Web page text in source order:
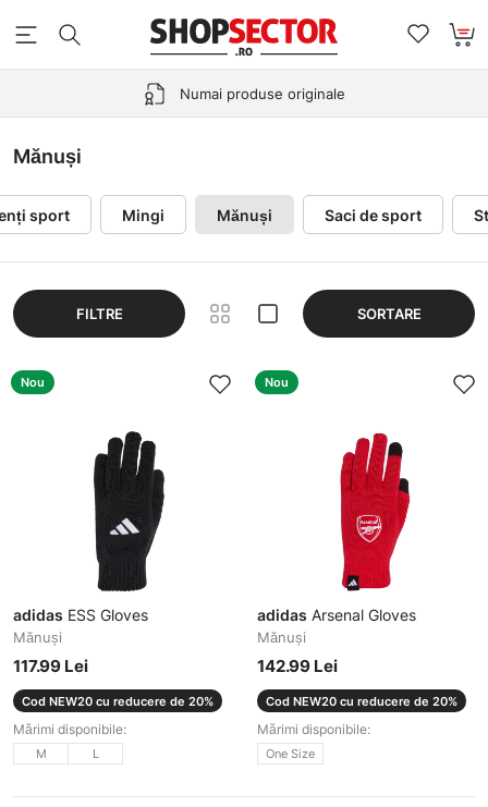
Numai produse originale
Mănuși
sport Mingi Mănuși Saci de sport
FILTRE SORTARE
Nou
adidas ESS Gloves
Mănuși
117.99 Lei
Cod NEW20 cu reducere de 20%
Mărimi disponibile:
M L
Nou
adidas Arsenal Gloves
Mănuși
142.99 Lei
Cod NEW20 cu reducere de 20%
Mărimi disponibile:
One Size